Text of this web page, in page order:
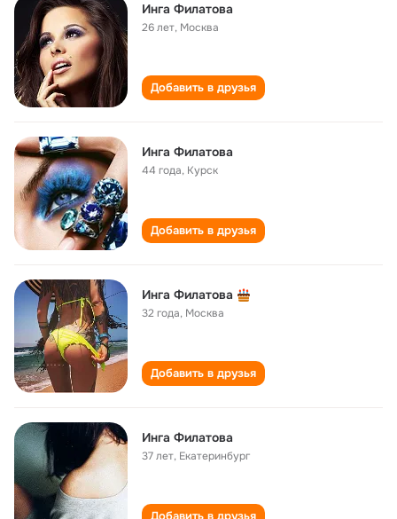
Инга Филатова
26 лет, Москва
Добавить в друзья
Инга Филатова
44 года, Курск
Добавить в друзья
Инга Филатова
32 года, Москва
Добавить в друзья
Инга Филатова
37 лет, Екатеринбург
Добавить в друзья